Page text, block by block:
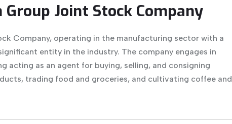
Joint Stock Company
Company, operating in the manufacturing sector with a
entity in the industry. The company engages in
acting as an agent for buying, selling, and consigning
trading food and groceries, and cultivating coffee and